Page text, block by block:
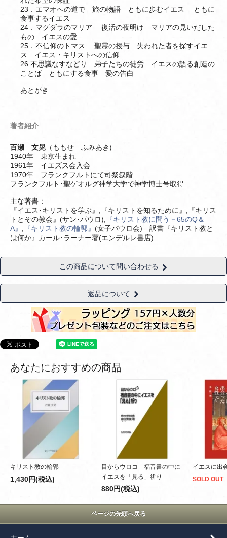
23．エマオへの道で 旅の物語 ともに歩むイエス ともに
食事するイエス
24．マグダラのマリア 復活の夜明け マリアの見いだした
もの イエスの愛
25．不信仰のトマス 聖霊の授与 失われた者を探すイエ
ス イエス・キリストへの信仰
26.不思議なすなどり 弟子たちの徒労 イエスの語る創造の
ことば ともにする食事 愛の告白
あとがき
著者紹介
百瀬 文晃 （ももせ ふみあき)
1940年 東京生まれ
1961年 イエズス会入会
1970年 フランクフルトにて司祭叙階
フランクフルト･聖ゲオルグ神学大学で神学博士号取得
主な著書：
『イエス･キリストを学ぶ』,『キリストを知るために』,『キリス
トとその教会』(サン･パウロ),
『キリスト教に問う－65のQ＆
A』
『キリスト教の輪郭』 (女子パウロ会) 訳書『キリスト教と
は何か』カール･ラーナー著(エンデルレ書店)
この商品について問い合わせる
返品について
あなたにおすすめの商品
キリスト教の輪郭
1,430円(税込)
目からウロコ 福音書の中に
イエスを「見る」祈り
880円(税込)
イエスに出
SOLD OUT
ページの先頭へ戻る